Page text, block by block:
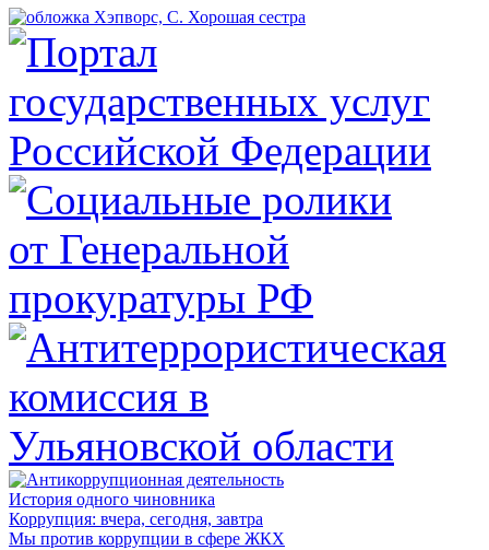
История одного чиновника
Коррупция: вчера, сегодня, завтра
Мы против коррупции в сфере ЖКХ